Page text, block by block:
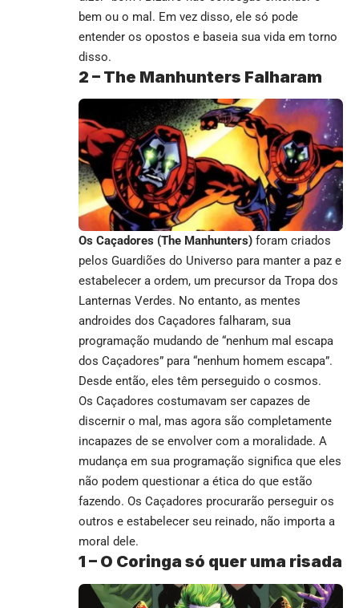
bem ou o mal. Em vez disso, ele só pode
entender os opostos e baseia sua vida em torno
disso.
2 – The Manhunters Falharam
Os Caçadores (The Manhunters) foram criados
pelos Guardiões do Universo para manter a paz e
estabelecer a ordem, um precursor da Tropa dos
Lanternas Verdes. No entanto, as mentes
androides dos Caçadores falharam, sua
programação mudando de “nenhum mal escapa
dos Caçadores” para “nenhum homem escapa”.
Desde então, eles têm perseguido o cosmos.
Os Caçadores costumavam ser capazes de
discernir o mal, mas agora são completamente
incapazes de se envolver com a moralidade. A
mudança em sua programação significa que eles
não podem questionar a ética do que estão
fazendo. Os Caçadores procurarão perseguir os
outros e estabelecer seu reinado, não importa a
moral dele.
1 – O Coringa só quer uma risada